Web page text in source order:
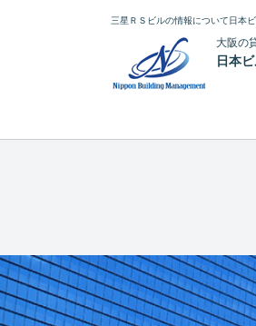
三星ＲＳビルの情報について日本
大阪の
日本